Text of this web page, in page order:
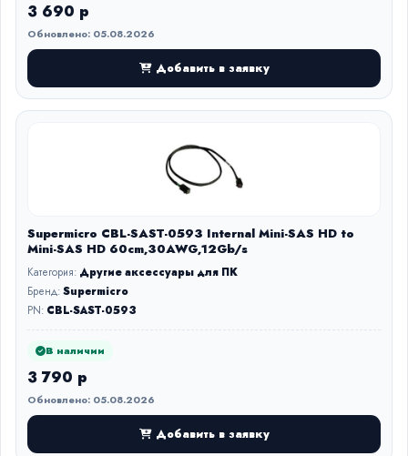
3 690 р
Обновлено: 05.08.2026
Добавить в заявку
Supermicro CBL-SAST-0593 Internal Mini-SAS HD to
Mini-SAS HD 60cm,30AWG,12Gb/s
Категория: Другие аксессуары для ПК
Бренд:Supermicro
PN: CBL-SAST-0593
В наличии
3 790 р
Обновлено: 05.08.2026
Добавить в заявку